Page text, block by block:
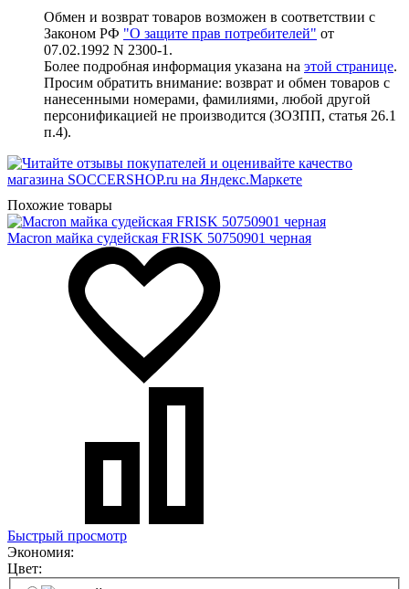
Обмен и возврат товаров возможен в соответствии с
Законом РФ "О защите прав потребителей" от
07.02.1992 N 2300-1.
Более подробная информация указана на этой странице.
Просим обратить внимание: возврат и обмен товаров с
нанесенными номерами, фамилиями, любой другой
персонификацией не производится (ЗОЗПП, статья 26.1
п.4).
Похожие товары
Macron майка судейская FRISK 50750901 черная
Быстрый просмотр
Экономия:
Цвет: